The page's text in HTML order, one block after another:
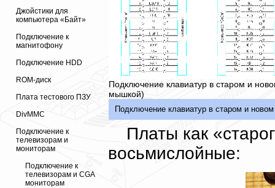
Джойстики для
компьютера «Байт»
Подключение к
магнитофону
Подключение HDD
ROM-диск
Плата тестового ПЗУ
DivMMC
Подключение к
телевизорам и
мониторам
Подключение к
телевизорам и CGA
мониторам
Подключение клавиатур в старом и
мышкой)
Подключение клавиатур в старом и
Платы как
восьмислойные: